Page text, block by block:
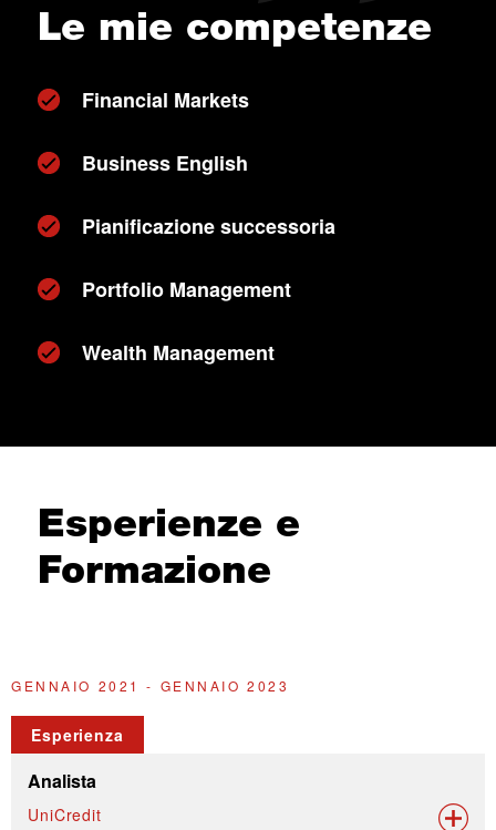
Le mie competenze
Financial Markets
Business English
Pianificazione successoria
Portfolio Management
Wealth Management
Esperienze e
Formazione
GENNAIO 2021 - GENNAIO 2023
Esperienza
Analista
UniCredit